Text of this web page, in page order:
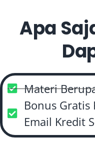
Apa
Materi
Bonus Gratis
Email Kredit